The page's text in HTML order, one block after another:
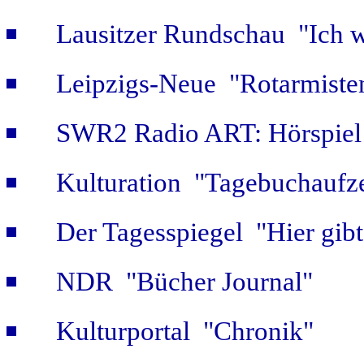
Lausitzer Rundschau "Ich
Leipzigs-Neue
SWR2 Radio ART: Hörspiel
Kulturation
Der Tagesspiegel "Hier
NDR "Bücher Journal"
Kulturportal "Chronik"